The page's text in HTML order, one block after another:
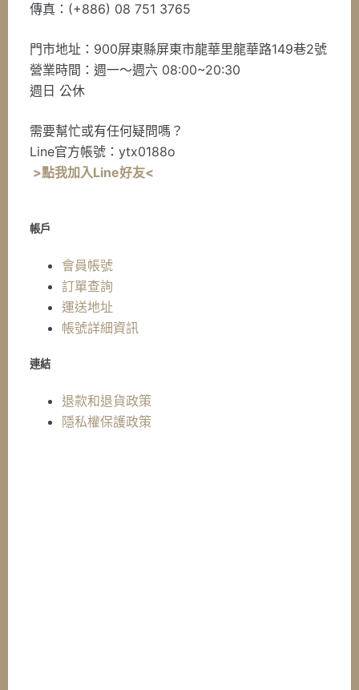
傳真：(+886) 08 751 3765
門市地址：900屏東縣屏東市龍華里龍華路149巷2號
營業時間：週一～週六 08:00~20:30
週日 公休
需要幫忙或有任何疑問嗎？
Line官方帳號：ytx0188o
>點我加入Line好友<
帳戶
會員帳號
訂單查詢
運送地址
帳號詳細資訊
連結
退款和退貨政策
隱私權保護政策